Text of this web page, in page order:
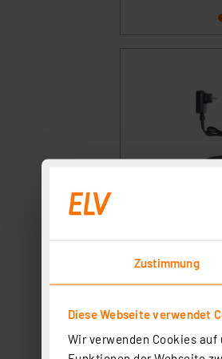
Zustimmung
Diese Webseite verwendet
Wir verwenden Cookies